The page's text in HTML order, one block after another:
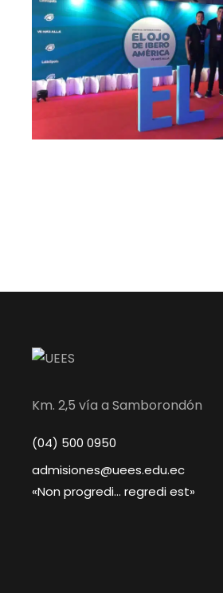
Km. 2,5 vía a Samborondón
(04) 500 0950
admisiones@uees.edu.ec
«Non progredi… regredi est»